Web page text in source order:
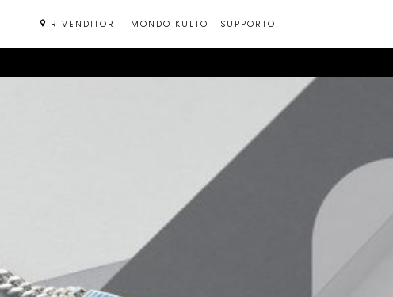
RIVENDITORI MONDO KULTO SUPPORTO